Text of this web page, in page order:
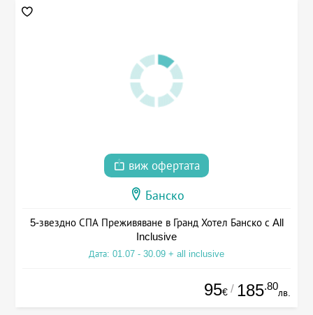
виж офертата
Банско
5-звездно СПА Преживяване в Гранд Хотел Банско с All
Inclusive
Дата: 01.07 - 30.09 + all inclusive
95€ / 185.80
лв.